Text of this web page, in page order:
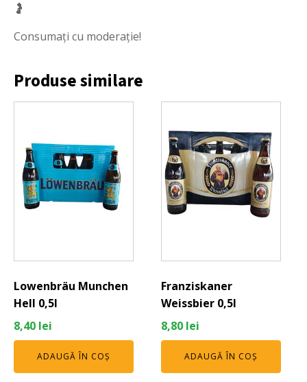
🤰
Consumați cu moderație!
Produse similare
Lowenbräu Munchen
Hell 0,5l
8,40 lei
ADAUGĂ ÎN COȘ
Franziskaner
Weissbier 0,5l
8,80 lei
ADAUGĂ ÎN COȘ